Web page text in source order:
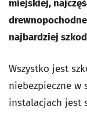
miejskiej,
najbardziej
Wszystko jest
niebezpieczne w
instalacjach jest